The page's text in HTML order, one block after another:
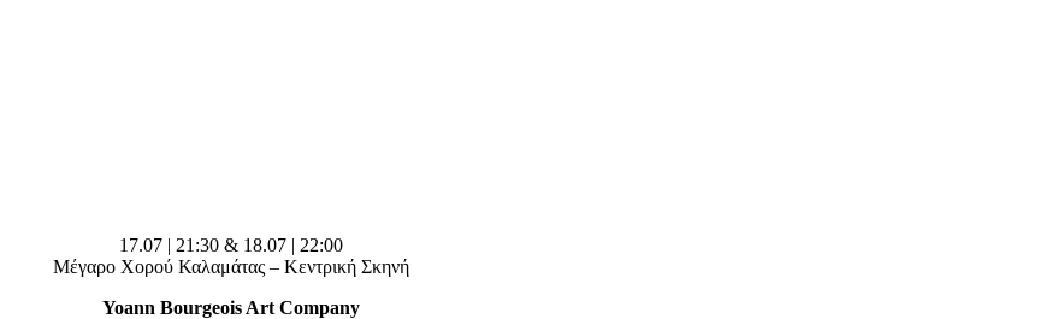
17.07 | 21:30 & 18.07 | 22:00
Μέγαρο Χορού Καλαμάτας – Κεντρική Σκηνή
Yoann Bourgeois Art Company